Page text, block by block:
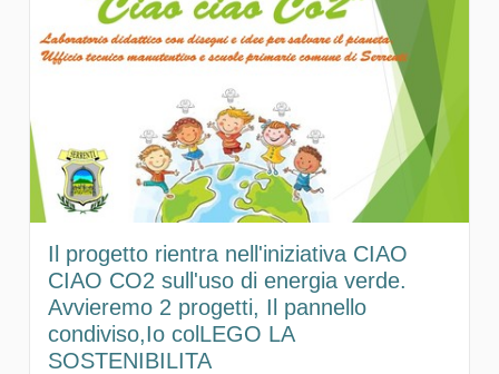
Il progetto rientra nell'iniziativa CIAO
CIAO CO2 sull'uso di energia verde.
Avvieremo 2 progetti, Il pannello
condiviso,Io colLEGO LA
SOSTENIBILITA